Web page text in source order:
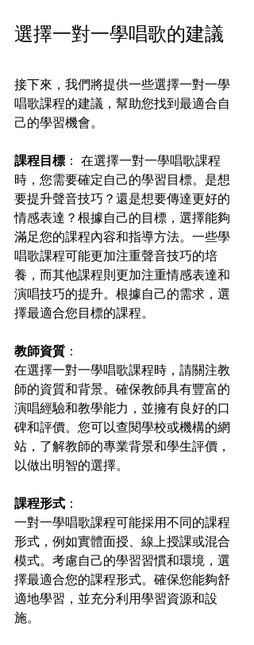
選擇一對一學唱歌的建議
接下來，我們將提供一些選擇一對一學
唱歌課程的建議，幫助您找到最適合自
己的學習機會。
課程目標 ： 在選擇一對一學唱歌課程
時，您需要確定自己的學習目標。是想
要提升聲音技巧？還是想要傳達更好的
情感表達？根據自己的目標，選擇能夠
滿足您的課程內容和指導方法。一些學
唱歌課程可能更加注重聲音技巧的培
養，而其他課程則更加注重情感表達和
演唱技巧的提升。根據自己的需求，選
擇最適合您目標的課程。
教師資質 ：
在選擇一對一學唱歌課程時，請關注教
師的資質和背景。確保教師具有豐富的
演唱經驗和教學能力，並擁有良好的口
碑和評價。您可以查閱學校或機構的網
站，了解教師的專業背景和學生評價，
以做出明智的選擇。
課程形式 ：
一對一學唱歌課程可能採用不同的課程
形式，例如實體面授、線上授課或混合
模式。考慮自己的學習習慣和環境，選
擇最適合您的課程形式。確保您能夠舒
適地學習，並充分利用學習資源和設
施。